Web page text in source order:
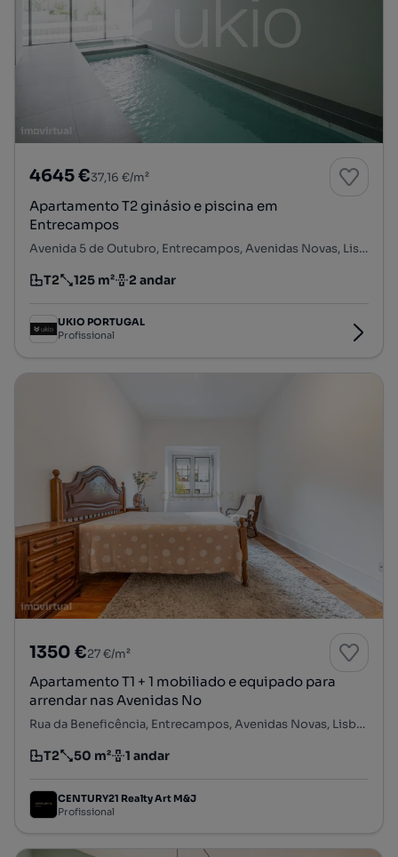
4645 €37,16 €/m²
Apartamento T2 ginásio e piscina em
Entrecampos
Avenida 5 de Outubro, Entrecampos, Avenidas Novas, Lisboa, Lisboa
Tipologia
T2
Preço por metro quadrado
125 m²
Andar 2 andar
UKIO PORTUGAL
Profissional
1350 €27 €/m²
Apartamento T1 + 1 mobiliado e equipado para
arrendar nas Avenidas No
Rua da Beneficência, Entrecampos, Avenidas Novas, Lisboa, Lisboa
Tipologia
T2
Preço por metro quadrado
50 m²
Andar 1 andar
CENTURY21 Realty Art M&J
Profissional